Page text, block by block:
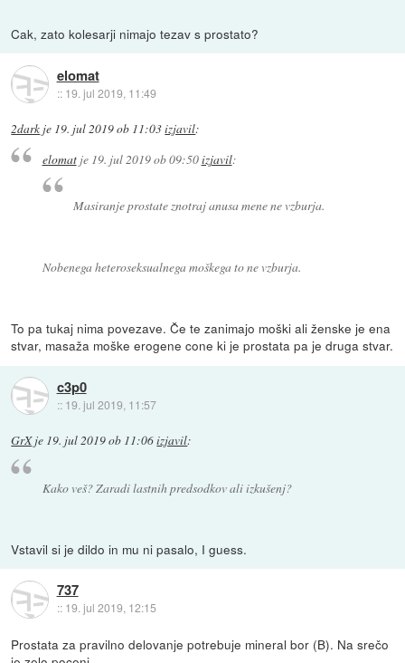
Cak, zato kolesarji nimajo tezav s prostato?
elomat
:: 19. jul 2019, 11:49
2dark je 19. jul 2019 ob 11:03izjavil:
elomatje 19. jul 2019 ob 09:50izjavil:
Masiranje prostate znotraj anusa mene ne vzburja.
Nobenega heteroseksualnega moškega to ne vzburja.
To pa tukaj nima povezave. Če te zanimajo moški ali ženske je ena
stvar, masaža moške erogene cone ki je prostata pa je druga stvar.
c3p0
:: 19. jul 2019, 11:57
GrXje 19. jul 2019 ob 11:06izjavil:
Kako veš? Zaradi lastnih predsodkov ali izkušenj?
Vstavil si je dildo in mu ni pasalo, I guess.
737
:: 19. jul 2019, 12:15
Prostata za pravilno delovanje potrebuje mineral bor (B). Na srečo